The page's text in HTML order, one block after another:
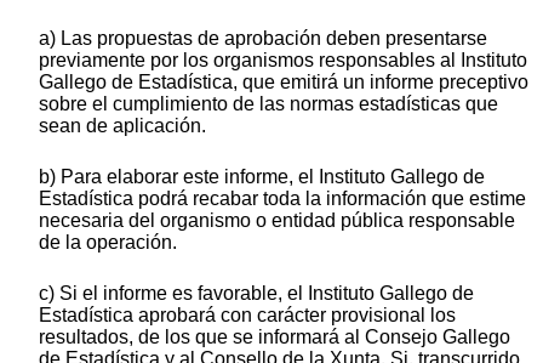
a) Las propuestas de aprobación deben presentarse
previamente por los organismos responsables al Instituto
Gallego de Estadística, que emitirá un informe preceptivo
sobre el cumplimiento de las normas estadísticas que
sean de aplicación.
b) Para elaborar este informe, el Instituto Gallego de
Estadística podrá recabar toda la información que estime
necesaria del organismo o entidad pública responsable
de la operación.
c) Si el informe es favorable, el Instituto Gallego de
Estadística aprobará con carácter provisional los
resultados, de los que se informará al Consejo Gallego
de Estadística y al Consello de la Xunta. Si, transcurrido